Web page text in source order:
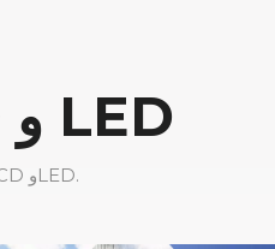
حلول شاشات العرض الإعلانية LCD و LED
تتمتع شركة CNLC Display بخبرة تزيد عن 16 عامًا في تصنيع حلول شاشات عرض الإعلانات LCD وLED.